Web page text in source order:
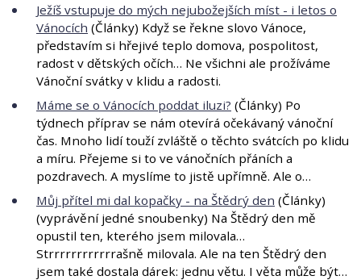
Ježíš vstupuje do mých nejubožejších míst - i letos o
Vánocích (Články) Když se řekne slovo Vánoce,
představím si hřejivé teplo domova, pospolitost,
radost v dětských očích… Ne všichni ale prožíváme
Vánoční svátky v klidu a radosti.
Máme se o Vánocích poddat iluzi? (Články) Po
týdnech příprav se nám otevírá očekávaný vánoční
čas. Mnoho lidí touží zvláště o těchto svátcích po klidu
a míru. Přejeme si to ve vánočních přáních a
pozdravech. A myslíme to jistě upřímně. Ale o…
Můj přítel mi dal kopačky - na Štědrý den (Články)
(vyprávění jedné snoubenky) Na Štědrý den mě
opustil ten, kterého jsem milovala…
Strrrrrrrrrrrrašně milovala. Ale na ten Štědrý den
jsem také dostala dárek: jednu větu. I věta může být…